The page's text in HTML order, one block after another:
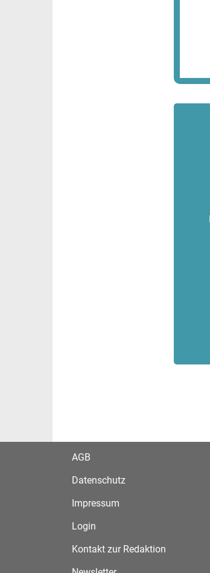
AGB
Datenschutz
Impressum
Login
Kontakt zur Redaktion